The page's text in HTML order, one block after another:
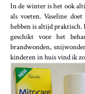
In de winter is het ook
als voeten. Vaseline
hebben is altijd praktisch.
geschikt voor het
brandwonden,
kinderen in huis vind ik